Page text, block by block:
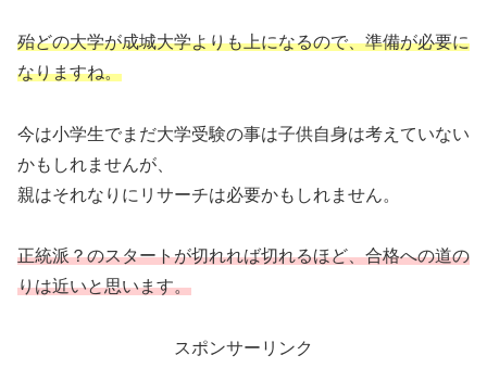
殆どの大学が成城大学よりも上になるので、準備が必要に
なりますね。
今は小学生でまだ大学受験の事は子供自身は考えていない
かもしれませんが、
親はそれなりにリサーチは必要かもしれません。
正統派？のスタートが切れれば切れるほど、合格への道の
りは近いと思います。
スポンサーリンク